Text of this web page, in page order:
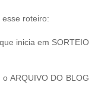
roteiro:
inicia em SORTEIO
ARQUIVO DO BLOG